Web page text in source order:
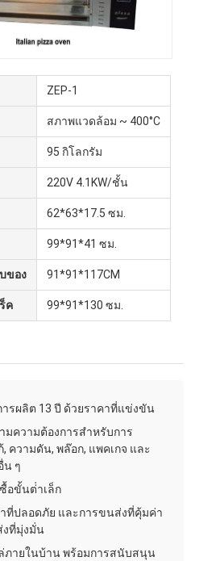
ZEP-1
สภาพแวดล้อม ~ 400°C
95 กิโลกรัม
220V 4.1KW/ชั้น
62*63*17.5 ซม.
99*91*41 ซม.
ของ 91*91*117CM
ค 99*91*130 ซม.
รผลิต 13 ปี ด้วยราคาที่แข่งขัน
มความต้องการสําหรับการ
, ความดัน, พล๊อก, แพคเกจ และ
น ๆ
อขั้นต่ําเล็ก
ที่ปลอดภัย และการขนส่งที่คุ้มค่า
ที่มุ่งมั่น
ภายในบ้าน พร้อมการสนับสนุน